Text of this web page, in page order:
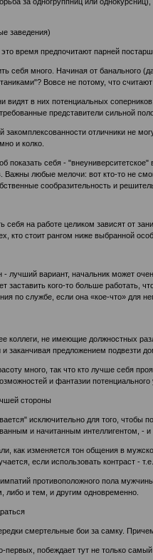
заведения)
время предпочитают парней
себя много. Начиная от банального
Вовсе не потому, что
видят в них потенциальных
представители сильной
закомплексованности отличники не
и колко.
показать себя -
Важны любые мелочи: вот кто-то не
сообразительность и
себя на работе целиком зависят от
кто стоит рангом ниже выбранной
- лучший вариант, начальник может
заставить кого-то больше работать,
по службе, если она «кое-что» для
коллеги, не имеющие должностных
заканчивая предложением подвезти
много, так что кто лучше себя
и фантазии потенциального
стороны
исключительно для того, чтобы
и начитанным интеллигентом, -
как изменяется тон общения в
если использовать контраст -
противоположного пола
либо и тем, и другим одновременно.
смертельные бои за самку.
первых, побеждает тут не только